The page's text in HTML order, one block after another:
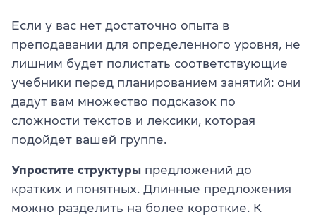
Если у вас нет достаточно опыта в
преподавании для определенного уровня, не
лишним будет полистать соответствующие
учебники перед планированием занятий: они
дадут вам множество подсказок по
сложности текстов и лексики, которая
подойдет вашей группе.
Упростите структуры предложений до
кратких и понятных. Длинные предложения
можно разделить на более короткие. К